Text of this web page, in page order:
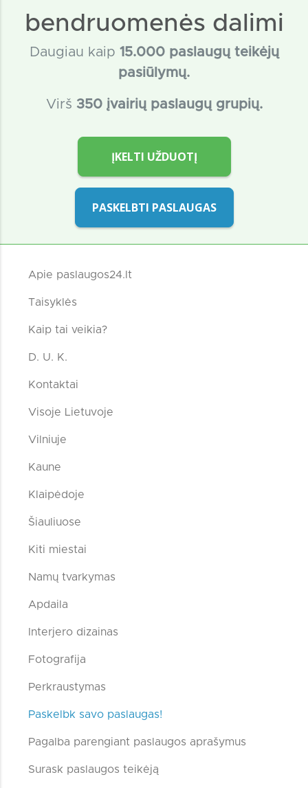
bendruomenės dalimi
Daugiau kaip 15.000 paslaugų teikėjų
pasiūlymų.
Virš 350 įvairių paslaugų grupių.
ĮKELTI UŽDUOTĮ
PASKELBTI PASLAUGAS
Apie paslaugos24.lt
Taisyklės
Kaip tai veikia?
D. U. K.
Kontaktai
Visoje Lietuvoje
Vilniuje
Kaune
Klaipėdoje
Šiauliuose
Kiti miestai
Namų tvarkymas
Apdaila
Interjero dizainas
Fotografija
Perkraustymas
Paskelbk savo paslaugas!
Pagalba parengiant paslaugos aprašymus
Surask paslaugos teikėją